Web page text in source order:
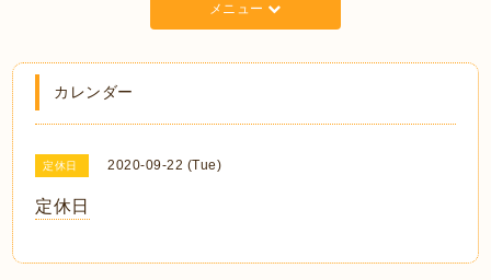
メニュー
カレンダー
定休日 2020-09-22 (Tue)
定休日